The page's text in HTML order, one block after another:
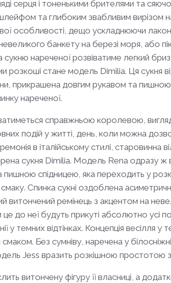
серця і тоненькими брителями та
та глибоким звабливим вирізом
особливості, дещо ускладнюючи
банкету на березі моря, або
нареченої розвіватиме легкий бриз,
розкоші стане модель Dimilia. Ця сукня
прикрашена довгим рукавом та
нареченої.
справжньою королевою,
подій у житті, день, коли можна
в італійському стилі, старовинна
сукня Dimilia. Модель Rena одразу
спідницею, яка перeходить у
Спинка сукні оздоблена
ремінець з акцентом на
до неї будуть прикуті абсолютно усі
у темних відтінках. Концепція весілля
Без сумніву, наречена у
Jess вразить розкішною простотою
витончену фігуру її власниці, а